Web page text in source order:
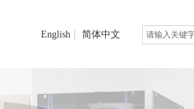
English 简体中文